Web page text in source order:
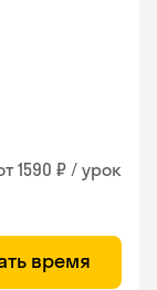
1590 ₽ / урок
время